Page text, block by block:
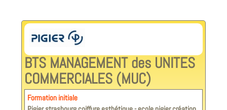
BTS MANAGEMENT des UNITES
COMMERCIALES (MUC)
Formation initiale